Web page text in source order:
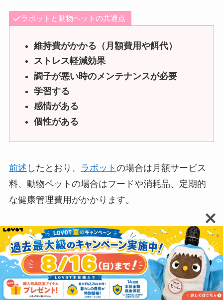
ラボットと動物ペットの共通点
維持費がかかる（月額費用や餌代）
ストレス軽減効果
調子が悪い時のメンテナンスが必要
学習する
感情がある
個性がある
前述 したとおり、 ラボット の場合は月額サービス
料、動物ペットの場合はフードや消耗品、定期的
な健康管理費用がかかります。
また調子が悪い時のメンテナンスが必要な点も共
通しています。
ラボット→ソフトウェアのトラブルや物理的な
故障時に治療